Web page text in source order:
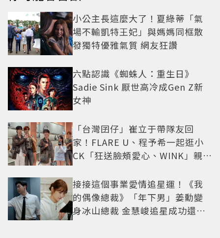
小公主長這麼大了！夏綠蒂「氣
場不輸凱特王妃」與媽媽同框散
發獨特優雅氣質 網友狂讚
六點認識《蜘蛛人：重生日》
Sadie Sink 厭世高冷成Gen Z新
女神
「台灣囝仔」崔立于帶隊友回
家！FLARE U、程予希一起逛小
CK「狂送臉頰愛心、WINK」親曝
接接這個事業愛情追星運！《我
的偶像總裁》「年下男」姜勳變
身冰山總裁 金慧峻追星成功還偶